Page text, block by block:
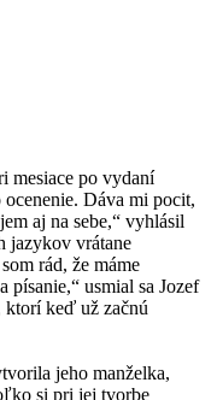
mesiace po vydaní
Dáva mi pocit,
aj na sebe,“ vyhlásil
jazykov vrátane
rád, že máme
usmial sa Jozef
ktorí keď už začnú
jeho manželka,
si pri jej tvorbe